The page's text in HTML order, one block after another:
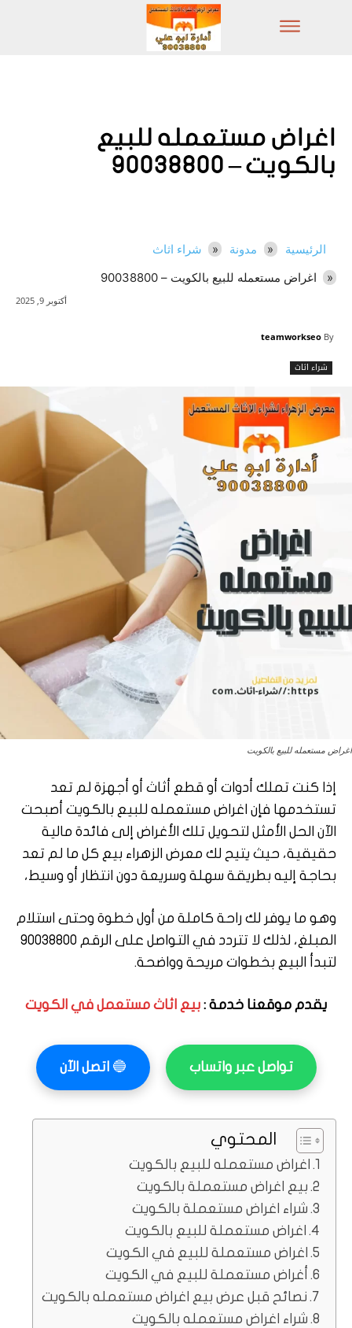
اغراض مستعمله للبيع
بالكويت – 90038800
الرئيسية مدونة
شراء اثاث
اغراض مستعمله للبيع بالكويت – 90038800
أكتوبر 9, 2025
By
teamworkseo
شراء اثاث
اغراض مستعمله للبيع بالكويت
إذا كنت تملك أدوات أو قطع أثاث أو أجهزة لم تعد
تستخدمها فإن اغراض مستعمله للبيع بالكويت أصبحت
الآن الحل الأمثل لتحويل تلك الأغراض إلى فائدة مالية
حقيقية، حيث يتيح لك معرض الزهراء بيع كل ما لم تعد
بحاجة إليه بطريقة سهلة وسريعة دون انتظار أو وسيط،
وهو ما يوفر لك راحة كاملة من أول خطوة وحتى استلام
المبلغ، لذلك لا تتردد في التواصل على الرقم 90038800
لتبدأ البيع بخطوات مريحة وواضحة.
يقدم موقعنا خدمة : بيع اثاث مستعمل في الكويت
تواصل عبر واتساب 🔵اتصل الآن
المحتوي
اغراض مستعمله للبيع بالكويت
بيع اغراض مستعملة بالكويت
شراء اغراض مستعملة بالكويت
اغراض مستعملة للبيع بالكويت
اغراض مستعملة للبيع في الكويت
أغراض مستعملة للبيع في الكويت
نصائح قبل عرض بيع اغراض مستعمله بالكويت
شراء اغراض مستعمله بالكويت